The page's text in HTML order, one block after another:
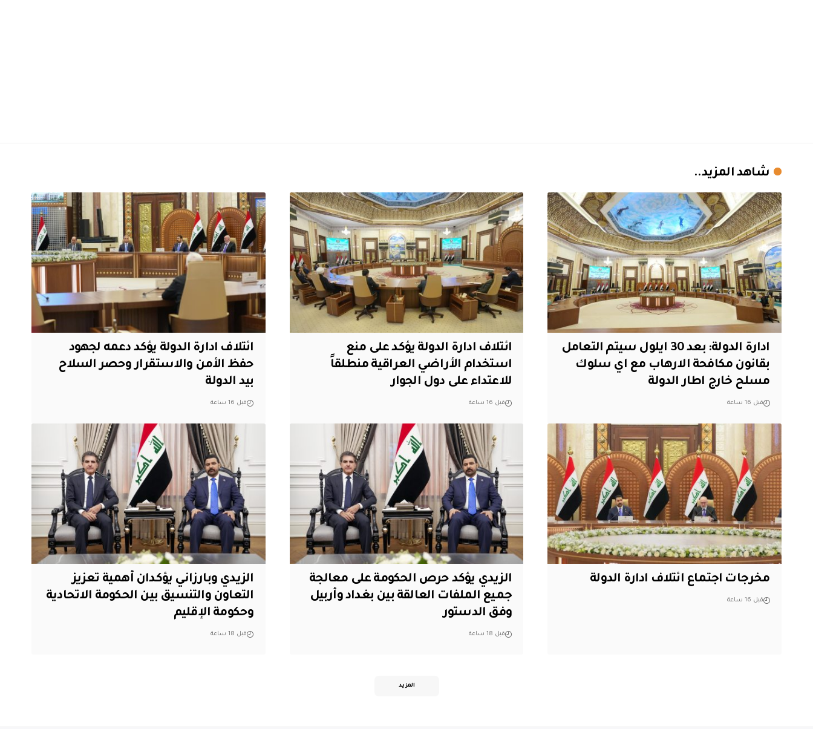
شاهد المزيد..
ادارة الدولة: بعد 30 ايلول سيتم التعامل
بقانون مكافحة الارهاب مع اي سلوك
مسلح خارج اطار الدولة
قبل 16 ساعة
ائتلاف ادارة الدولة يؤكد على منع
استخدام الأراضي العراقية منطلقاً
للاعتداء على دول الجوار
قبل 16 ساعة
ائتلاف ادارة الدولة يؤكد دعمه لجهود
حفظ الأمن والاستقرار وحصر السلاح
بيد الدولة
قبل 16 ساعة
مخرجات اجتماع ائتلاف ادارة الدولة
قبل 16 ساعة
الزيدي يؤكد حرص الحكومة على معالجة
جميع الملفات العالقة بين بغداد وأربيل
وفق الدستور
قبل 18 ساعة
الزيدي وبارزاني يؤكدان أهمية تعزيز
التعاون والتنسيق بين الحكومة الاتحادية
وحكومة الإقليم
قبل 18 ساعة
المزيد